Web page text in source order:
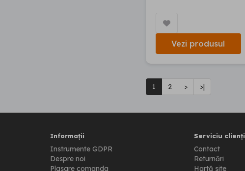
Vezi produsul
1 2 > >|
Informații
Instrumente GDPR
Despre noi
Plasare comanda
Serviciu clienți
Contact
Returnări
Hartă site